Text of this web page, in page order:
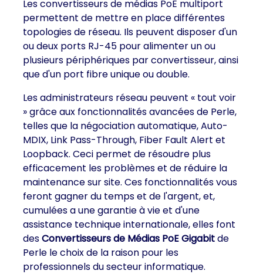
Les convertisseurs de médias PoE multiport
permettent de mettre en place différentes
topologies de réseau. Ils peuvent disposer d'un
ou deux ports RJ-45 pour alimenter un ou
plusieurs périphériques par convertisseur, ainsi
que d'un port fibre unique ou double.
Les administrateurs réseau peuvent « tout voir
» grâce aux fonctionnalités avancées de Perle,
telles que la négociation automatique, Auto-
MDIX, Link Pass-Through, Fiber Fault Alert et
Loopback. Ceci permet de résoudre plus
efficacement les problèmes et de réduire la
maintenance sur site. Ces fonctionnalités vous
feront gagner du temps et de l'argent, et,
cumulées a une garantie à vie et d'une
assistance technique internationale, elles font
desConvertisseurs de Médias PoE Gigabitde
Perle le choix de la raison pour les
professionnels du secteur informatique.